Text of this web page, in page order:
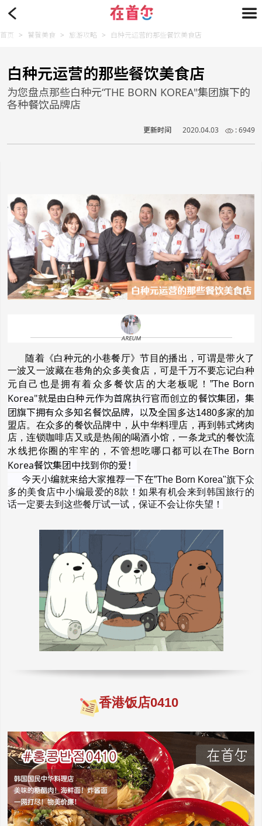
首页 > 饕餮美食 > 旅游攻略 > 白种元运营的那些餐饮美食店
白种元运营的那些餐饮美食店
为您盘点那些白种元“THE BORN KOREA"集团旗下的
各种餐饮品牌店
更新时间 2020.04.03 : 6949
随着《白种元的小巷餐厅》节目的播出，可谓是带火了
一波又一波藏在巷角的众多美食店，可是千万不要忘记白种
元自己也是拥有着众多餐饮店的大老板呢！”The Born
Korea"就是由白种元作为首席执行官而创立的餐饮集团，集
团旗下拥有众多知名餐饮品牌，以及全国多达1480多家的加
盟店。在众多的餐饮品牌中，从中华料理店，再到韩式烤肉
店，连锁咖啡店又或是热闹的喝酒小馆，一条龙式的餐饮流
水线把你圈的牢牢的，不管想吃哪口都可以在The Born
Korea餐饮集团中找到你的爱！
今天小编就来给大家推荐一下在”The Born Korea"旗下众
多的美食店中小编最爱的8款！如果有机会来到韩国旅行的
话一定要去到这些餐厅试一试，保证不会让你失望！
香港饭店0410